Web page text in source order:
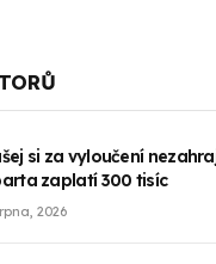
si za vyloučení
zaplatí 300 tisíc
2026